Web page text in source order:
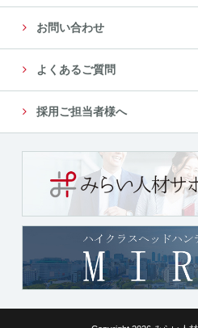
お問い合わせ
よくあるご質問
採用ご担当者様へ